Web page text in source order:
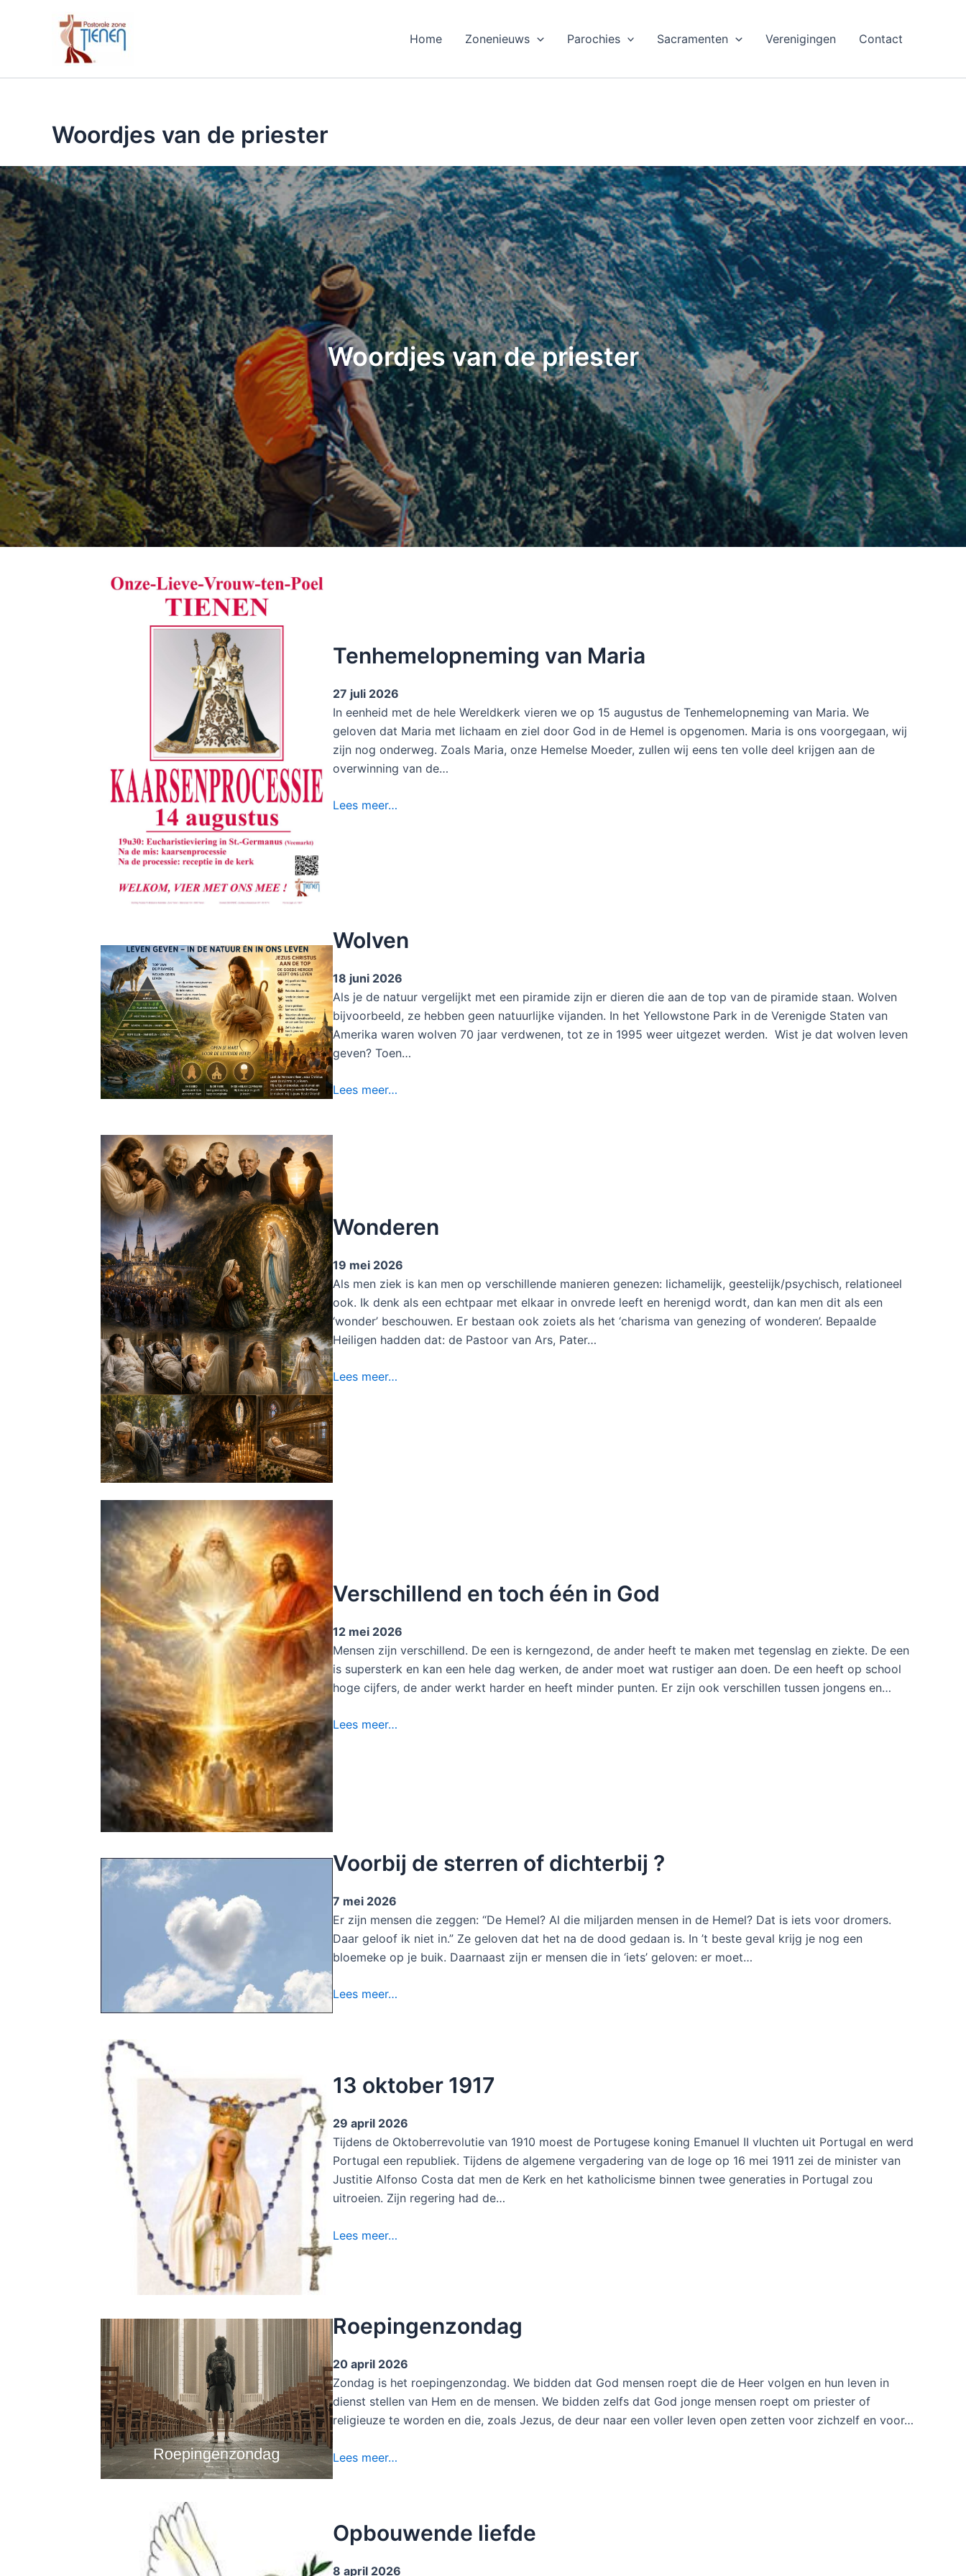
Home Zonenieuws Parochies Sacramenten Verenigingen Contact
Woordjes van de priester
Woordjes van de priester
Tenhemelopneming van Maria
27 juli 2026
In eenheid met de hele Wereldkerk vieren we op 15 augustus de Tenhemelopneming van Maria. We
geloven dat Maria met lichaam en ziel door God in de Hemel is opgenomen. Maria is ons voorgegaan, wij
zijn nog onderweg. Zoals Maria, onze Hemelse Moeder, zullen wij eens ten volle deel krijgen aan de
overwinning van de…
Lees meer…
Wolven
18 juni 2026
Als je de natuur vergelijkt met een piramide zijn er dieren die aan de top van de piramide staan. Wolven
bijvoorbeeld, ze hebben geen natuurlijke vijanden. In het Yellowstone Park in de Verenigde Staten van
Amerika waren wolven 70 jaar verdwenen, tot ze in 1995 weer uitgezet werden. Wist je dat wolven leven
geven? Toen…
Lees meer…
Wonderen
19 mei 2026
Als men ziek is kan men op verschillende manieren genezen: lichamelijk, geestelijk/psychisch, relationeel
ook. Ik denk als een echtpaar met elkaar in onvrede leeft en herenigd wordt, dan kan men dit als een
‘wonder’ beschouwen. Er bestaan ook zoiets als het ‘charisma van genezing of wonderen’. Bepaalde
Heiligen hadden dat: de Pastoor van Ars, Pater…
Lees meer…
Verschillend en toch één in God
12 mei 2026
Mensen zijn verschillend. De een is kerngezond, de ander heeft te maken met tegenslag en ziekte. De een
is supersterk en kan een hele dag werken, de ander moet wat rustiger aan doen. De een heeft op school
hoge cijfers, de ander werkt harder en heeft minder punten. Er zijn ook verschillen tussen jongens en…
Lees meer…
Voorbij de sterren of dichterbij ?
7 mei 2026
Er zijn mensen die zeggen: “De Hemel? Al die miljarden mensen in de Hemel? Dat is iets voor dromers.
Daar geloof ik niet in.” Ze geloven dat het na de dood gedaan is. In ’t beste geval krijg je nog een
bloemeke op je buik. Daarnaast zijn er mensen die in ‘iets’ geloven: er moet…
Lees meer…
13 oktober 1917
29 april 2026
Tijdens de Oktoberrevolutie van 1910 moest de Portugese koning Emanuel II vluchten uit Portugal en werd
Portugal een republiek. Tijdens de algemene vergadering van de loge op 16 mei 1911 zei de minister van
Justitie Alfonso Costa dat men de Kerk en het katholicisme binnen twee generaties in Portugal zou
uitroeien. Zijn regering had de…
Lees meer…
Roepingenzondag
20 april 2026
Zondag is het roepingenzondag. We bidden dat God mensen roept die de Heer volgen en hun leven in
dienst stellen van Hem en de mensen. We bidden zelfs dat God jonge mensen roept om priester of
religieuze te worden en die, zoals Jezus, de deur naar een voller leven open zetten voor zichzelf en voor…
Lees meer…
Opbouwende liefde
8 april 2026